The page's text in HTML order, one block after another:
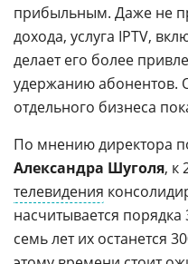
прибыльным. Даже не
дохода, услуга IPTV,
делает его более
удержанию абонентов.
отдельного бизнеса
По мнению директора
Александра Шуголя, к
телевидения
насчитывается
семь лет их останется